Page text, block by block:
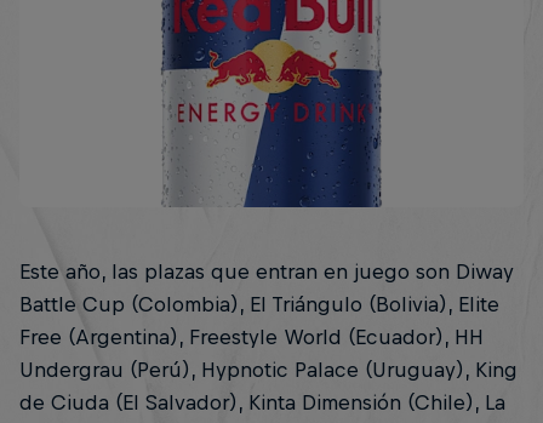
Este año, las plazas que entran en juego son Diway
Battle Cup (Colombia), El Triángulo (Bolivia), Elite
Free (Argentina), Freestyle World (Ecuador), HH
Undergrau (Perú), Hypnotic Palace (Uruguay), King
de Ciuda (El Salvador), Kinta Dimensión (Chile), La